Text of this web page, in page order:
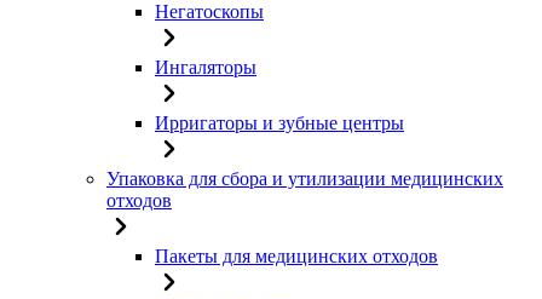
Негатоскопы
Ингаляторы
Ирригаторы и зубные центры
Упаковка для сбора и утилизации медицинских
отходов
Пакеты для медицинских отходов